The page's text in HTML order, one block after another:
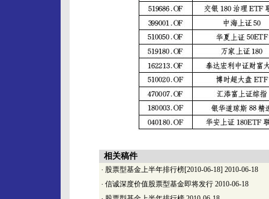
相关稿件
· 股票型基金上半年排行榜[2010-06-18] 2010-06-18
· 信诚深度价值股票型基金即将发行 2010-06-18